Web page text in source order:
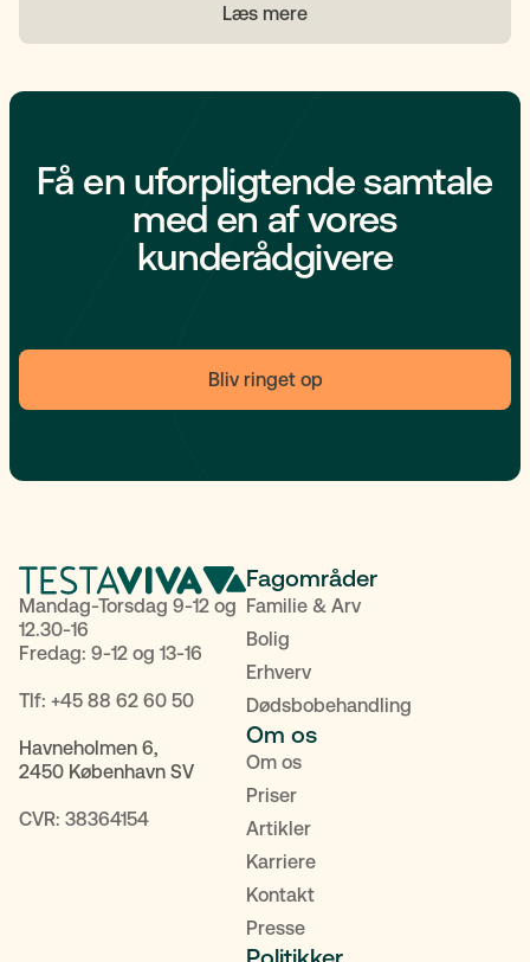
Læs mere
Få en uforpligtende samtale
med en af vores
kunderådgivere
Bliv ringet op
Mandag-Torsdag 9-12 og
12.30-16
Fredag: 9-12 og 13-16
Tlf: +45 88 62 60 50
Havneholmen 6,
2450 København SV
CVR: 38364154
Fagområder
Familie & Arv
Bolig
Erhverv
Dødsbobehandling
Om os
Om os
Priser
Artikler
Karriere
Kontakt
Presse